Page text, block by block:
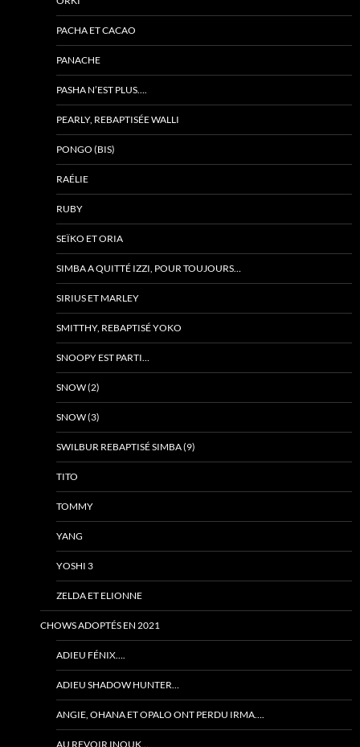
PACHA ET CACAO
PANACHE
PASHA N’EST PLUS….
PEARLY, REBAPTISÉE WALLI
PONGO (BIS)
RAÉLIE
RUBY
SEÏKO ET ORIA
SIMBA A QUITTÉ IZZI, POUR TOUJOURS…
SIRIUS ET MARLEY
SMITTHY, REBAPTISÉ YOKO
SNOOPY EST PARTI…
SNOW (2)
SNOW (3)
SWILBUR REBAPTISÉ SIMBA (9)
TITO
TOMMY
YANG
YOSHI 3
ZELDA ET ELIONNE
CHOWS ADOPTÉS EN 2021
ADIEU FÉNIX….
ADIEU SHADOW HUNTER…
ANGIE, OHANA ET OPALO ONT PERDU IRMA….
AU REVOIR INOUK…